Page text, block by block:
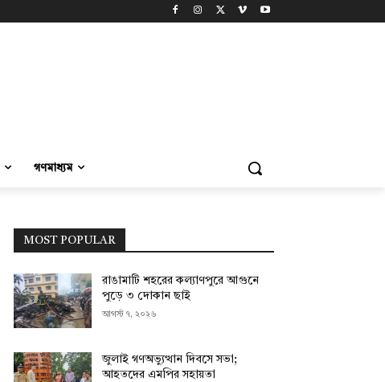
গণমাধ্যম
MOST POPULAR
রাঙামাটি শহরের কল্যাণপুরে আগুনে
পুড়ে ৩ দোকান ছাই
আগস্ট ৭, ২০২৬
জুলাই গণঅভ্যুত্থান দিবসে সভা;
আহতদের এমপির সহায়তা